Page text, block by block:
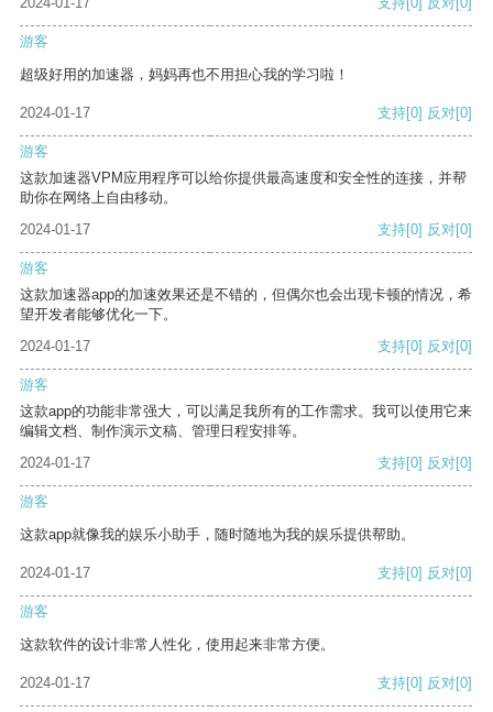
游客
超级好用的加速器，妈妈再也不用担心我的学习啦！
2024-01-17 支持[0] 反对[0]
游客
这款加速器VPM应用程序可以给你提供最高速度和安全性的连接，并帮
助你在网络上自由移动。
2024-01-17
支持[0] 反对[0]
游客
这款加速器app的加速效果还是不错的，但偶尔也会出现卡顿的情况，希
望开发者能够优化一下。
2024-01-17
支持[0] 反对[0]
游客
这款app的功能非常强大，可以满足我所有的工作需求。我可以使用它来
编辑文档、制作演示文稿、管理日程安排等。
2024-01-17
支持[0] 反对[0]
游客
这款app就像我的娱乐小助手，随时随地为我的娱乐提供帮助。
2024-01-17 支持[0] 反对[0]
游客
这款软件的设计非常人性化，使用起来非常方便。
2024-01-17 支持[0] 反对[0]